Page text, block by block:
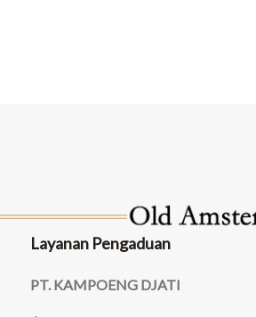
Layanan Pengaduan
PT. KAMPOENG DJATI